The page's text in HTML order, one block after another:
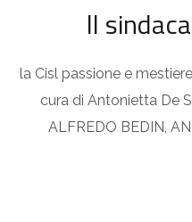
ll
la Cisl passione e
cura di Antonietta De
ALFREDO BEDIN,